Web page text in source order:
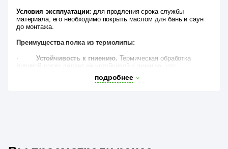
Условия эксплуатации: для продления срока службы
материала, его необходимо покрыть маслом для бань и саун
до монтажа.
Преимущества полка из термолипы:
· Устойчивость к гниению. Термическая обработка
липовой доски делает её устойчивой к гниению, что
значительно увеличивает срок службы.
подробнее